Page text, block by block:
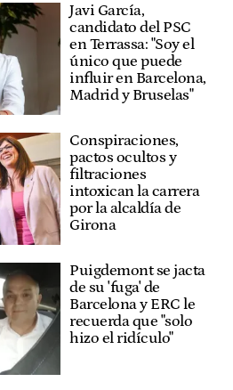
Javi García,
candidato del PSC
en Terrassa: "Soy el
único que puede
influir en Barcelona,
Madrid y Bruselas"
Conspiraciones,
pactos ocultos y
filtraciones
intoxican la carrera
por la alcaldía de
Girona
Puigdemont se jacta
de su 'fuga' de
Barcelona y ERC le
recuerda que "solo
hizo el ridículo"